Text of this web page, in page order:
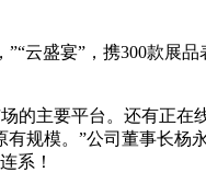
盛宴”，携300款展品
主要平台。还有正在
规模。”公司董事长杨
系！